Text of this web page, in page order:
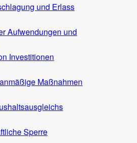
und Erlass
Aufwendungen und
Investitionen
Maßnahmen
Sperre